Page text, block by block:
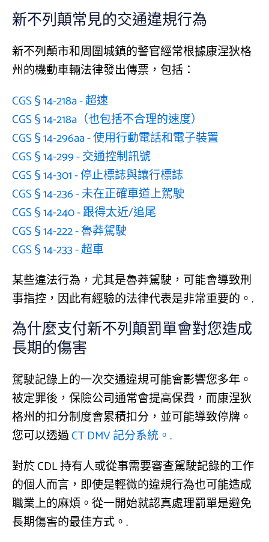
新不列顛常見的交通違規行為
新不列顛市和周圍城鎮的警官經常根據康涅狄格
州的機動車輛法律發出傳票，包括：
CGS § 14-218a - 超速
CGS § 14-218a（也包括不合理的速度）
CGS § 14-296aa - 使用行動電話和電子裝置
CGS § 14-299 - 交通控制訊號
CGS § 14-301 - 停止標誌與讓行標誌
CGS § 14-236 - 未在正確車道上駕駛
CGS § 14-240 - 跟得太近/追尾
CGS § 14-222 - 魯莽駕駛
CGS § 14-233 - 超車
某些違法行為，尤其是魯莽駕駛，可能會導致刑
事指控，因此有經驗的法律代表是非常重要的。.
為什麼支付新不列顛罰單會對您造成
長期的傷害
駕駛記錄上的一次交通違規可能會影響您多年。
被定罪後，保險公司通常會提高保費，而康涅狄
格州的扣分制度會累積扣分，並可能導致停牌。
您可以透過CT DMV 記分系統。.
對於 CDL 持有人或從事需要審查駕駛記錄的工作
的個人而言，即使是輕微的違規行為也可能造成
職業上的麻煩。從一開始就認真處理罰單是避免
長期傷害的最佳方式。.